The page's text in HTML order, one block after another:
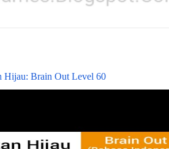
Hijau: Brain Out Level 60